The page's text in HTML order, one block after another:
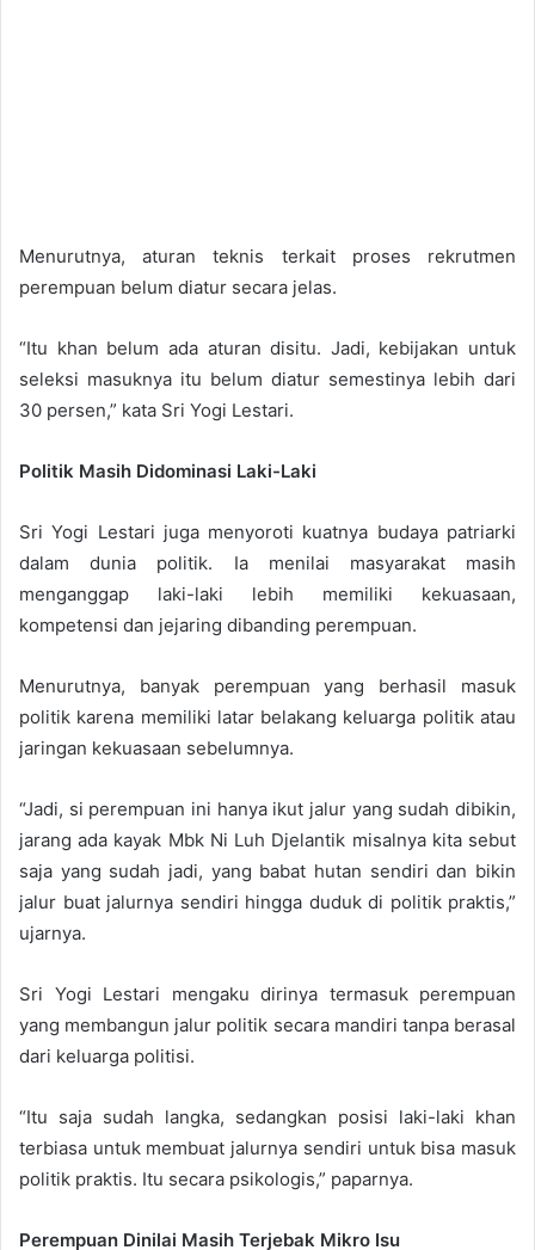
Menurutnya, aturan teknis terkait proses rekrutmen
perempuan belum diatur secara jelas.
“Itu khan belum ada aturan disitu. Jadi, kebijakan untuk
seleksi masuknya itu belum diatur semestinya lebih dari
30 persen,” kata Sri Yogi Lestari.
Politik Masih Didominasi Laki-Laki
Sri Yogi Lestari juga menyoroti kuatnya budaya patriarki
dalam dunia politik. Ia menilai masyarakat masih
menganggap laki-laki lebih memiliki kekuasaan,
kompetensi dan jejaring dibanding perempuan.
Menurutnya, banyak perempuan yang berhasil masuk
politik karena memiliki latar belakang keluarga politik atau
jaringan kekuasaan sebelumnya.
“Jadi, si perempuan ini hanya ikut jalur yang sudah dibikin,
jarang ada kayak Mbk Ni Luh Djelantik misalnya kita sebut
saja yang sudah jadi, yang babat hutan sendiri dan bikin
jalur buat jalurnya sendiri hingga duduk di politik praktis,”
ujarnya.
Sri Yogi Lestari mengaku dirinya termasuk perempuan
yang membangun jalur politik secara mandiri tanpa berasal
dari keluarga politisi.
“Itu saja sudah langka, sedangkan posisi laki-laki khan
terbiasa untuk membuat jalurnya sendiri untuk bisa masuk
politik praktis. Itu secara psikologis,” paparnya.
Perempuan Dinilai Masih Terjebak Mikro Isu